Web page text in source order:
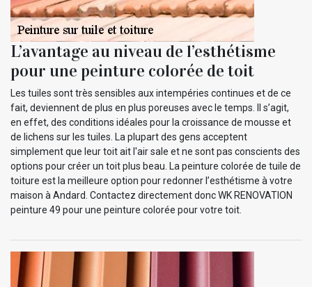
L’avantage au niveau de l’esthétisme
pour une peinture colorée de toit
Les tuiles sont très sensibles aux intempéries continues et de ce
fait, deviennent de plus en plus poreuses avec le temps. Il s’agit,
en effet, des conditions idéales pour la croissance de mousse et
de lichens sur les tuiles. La plupart des gens acceptent
simplement que leur toit ait l'air sale et ne sont pas conscients des
options pour créer un toit plus beau. La peinture colorée de tuile de
toiture est la meilleure option pour redonner l’esthétisme à votre
maison à Andard. Contactez directement donc WK RENOVATION
peinture 49 pour une peinture colorée pour votre toit.